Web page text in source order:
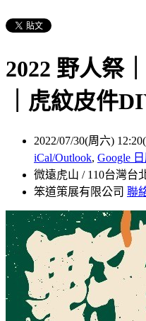
2022 野人祭
｜虎紋皮件
2022/07/30(周六)
iCal/Outlook, Google
微遠虎山 / 110台灣台
笨道策展有限公司 聯